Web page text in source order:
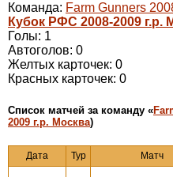
Команда: Farm Gunners
Кубок РФС 2008-2009 г.р.
Голы: 1
Автоголов: 0
Желтых карточек: 0
Красных карточек: 0
Cписок матчей за команду «
2009 г.р. Москва)
Дата Тур Матч